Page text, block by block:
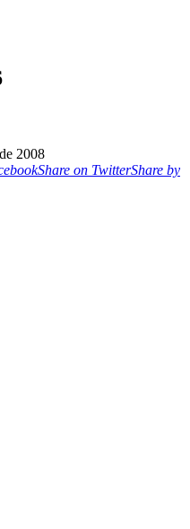
2008
Share on TwitterShare by